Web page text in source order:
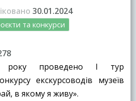
30.01.2024
та конкурси
року проведено І тур
екскурсоводів музеїв
в якому я живу».